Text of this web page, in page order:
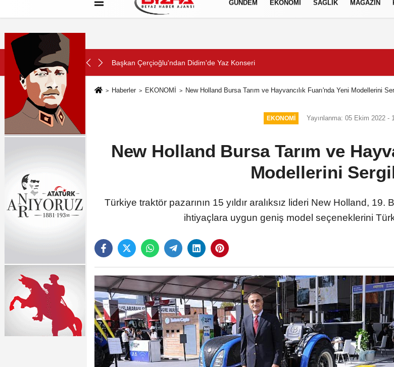
Hakkımızda Künye Çerez Politikası
GÜNDEM EKONOMİ SAĞLIK MAGAZİN
SON DAKİKA: Minik Hazar Ali, ilk kez “anne” dedi
Haberler EKONOMİ New Holland Bursa Tarım ve Hayvancılık Fuarı'nda Yeni Modellerini
EKONOMİ Yayınlanma: 05 Ekim 2022 -
New Holland Bursa Tarım ve
Modellerini
Türkiye traktör pazarının 15 yıldır aralıksız lideri New Holland, 19.
ihtiyaçlara uygun geniş model seçeneklerini